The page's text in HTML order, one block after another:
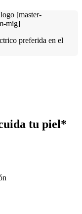
preferida en el
tu piel*